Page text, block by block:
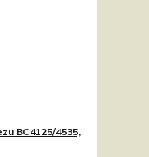
BC4125/4535,